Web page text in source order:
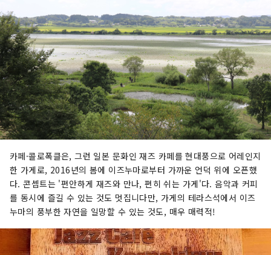
카페·콜로폭클은, 그런 일본 문화인 재즈 카페를 현대풍으로 어레인지
한 가게로, 2016년의 봄에 이즈누마로부터 가까운 언덕 위에 오픈했
다. 콘셉트는 '편안하게 재즈와 만나, 편히 쉬는 가게'다. 음악과 커피
를 동시에 즐길 수 있는 것도 멋집니다만, 가게의 테라스석에서 이즈
누마의 풍부한 자연을 일망할 수 있는 것도, 매우 매력적!